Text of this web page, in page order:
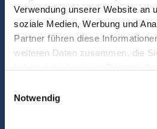
Verwendung unserer Website an
soziale Medien, Werbung und
Partner führen diese
weiteren Daten zusammen, die
Notwendig
Teilnehmerstimmen
Kontakt
Fachbereiche